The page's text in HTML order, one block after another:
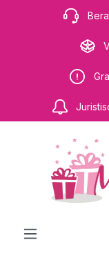
Zum Hauptinhalt